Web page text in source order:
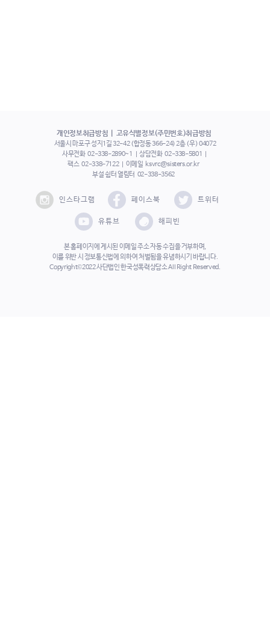
개인정보취급방침 고유식별정보(주민번호)취급방침
서울시 마포구 성지1길 32-42 (합정동 366-24) 2층 (우) 04072
사무전화 02-338-2890~1 상담전화 02-338-5801
팩스 02-338-7122 이메일 ksvrc@sisters.or.kr
부설 쉼터 열림터 02-338-3562
인스타그램 페이스북 트위터
유튜브 해피빈
본 홈페이지에 게시된 이메일 주소 자동 수집을 거부하며,
이를 위반 시 정보통신법에 의하여 처벌됨을 유념하시기 바랍니다.
Copyright©2022 사단법인 한국성폭력상담소 All Right Reserved.